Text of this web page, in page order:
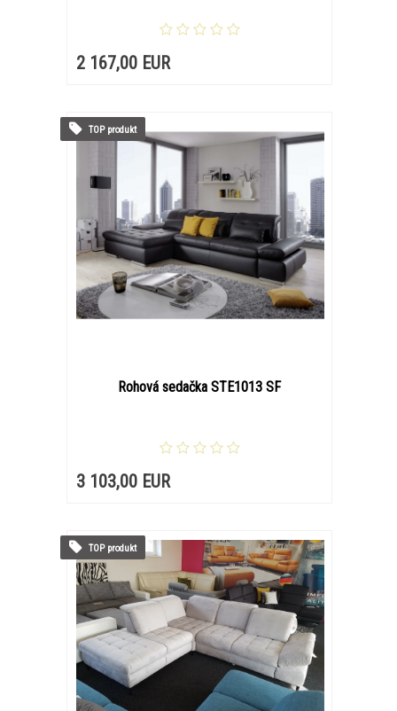
2 167,00 EUR
Rohová sedačka STE1013 SF
3 103,00 EUR
TOP produkt
TOP produkt